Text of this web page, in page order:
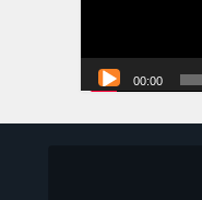
00:00